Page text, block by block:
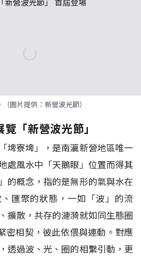
（圖片提供：新營波光節）
「新營波光節」
埤寮埤」，是南瀛新營地區唯一
處風水中「天鵝眼」位置而得其
的概念，指的是無形的氣與水在
匯聚的狀態，一如「波」的流
擴散，共存的漣漪就如同生態圈
密相契，彼此依偎與連動。對應
透過波、光、圈的相繫引動，更